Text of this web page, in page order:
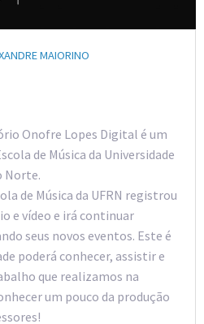
MAIORINO
Onofre Lopes Digital é um
de Música da Universidade
Norte.
de Música da UFRN registrou
e vídeo e irá continuar
seus novos eventos. Este é
poderá conhecer, assistir e
que realizamos na
um pouco da produção